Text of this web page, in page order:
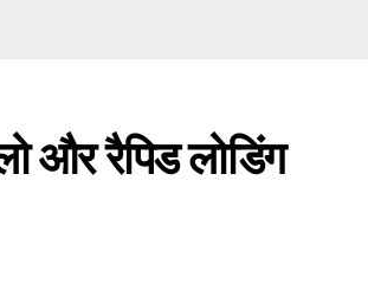
और रैपिड लोडिंग